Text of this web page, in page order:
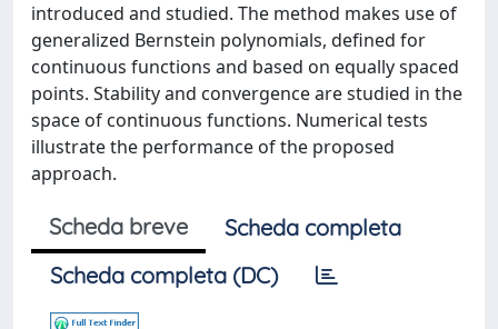
introduced and studied. The method makes use of
generalized Bernstein polynomials, defined for
continuous functions and based on equally spaced
points. Stability and convergence are studied in the
space of continuous functions. Numerical tests
illustrate the performance of the proposed
approach.
Scheda breve
Scheda completa
Scheda completa (DC)